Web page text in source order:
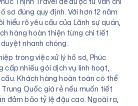
sơ đúng quy định. Với hơn 12 năm
hiểu rõ yêu cầu của Lãnh sự quán,
hàng hoàn thiện từng chi tiết
nhanh chóng.
trong việc xử lý hồ sơ, Phúc
cấp nhiều gói dịch vụ linh hoạt,
Khách hàng hoàn toàn có thể
Quốc giá rẻ nếu muốn tiết
đảm bảo tỷ lệ đậu cao. Ngoài ra,